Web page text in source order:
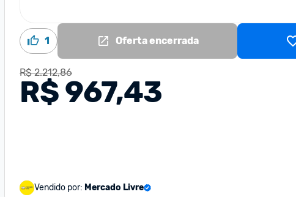
1 Oferta encerrada
R$ 2.212,86
R$ 967,43
Vendido por: Mercado Livre